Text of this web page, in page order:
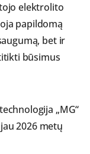
elektrolito
papildomą
bet ir
būsimus
„MG“
2026 metų